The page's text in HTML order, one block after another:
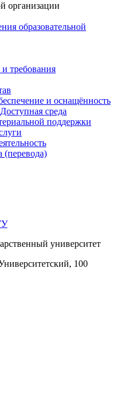
организации
образовательной
требования
и оснащённость
среда
поддержки
(перевода)
университет
100